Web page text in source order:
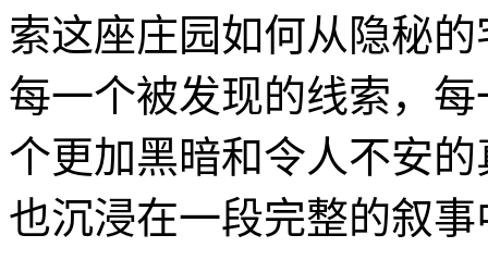
索这座庄园如何从隐秘
每一个被发现的线索，
个更加黑暗和令人不安
也沉浸在一段完整的叙事